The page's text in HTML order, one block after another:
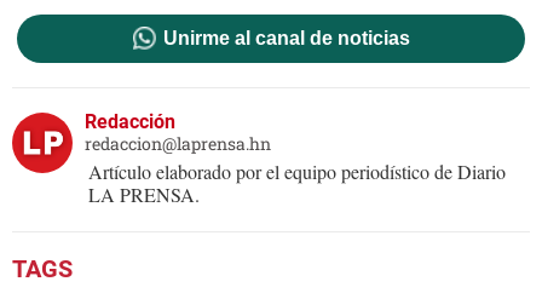
Unirme al canal de noticias
Redacción
redaccion@laprensa.hn
Artículo elaborado por el equipo periodístico de Diario
LA PRENSA.